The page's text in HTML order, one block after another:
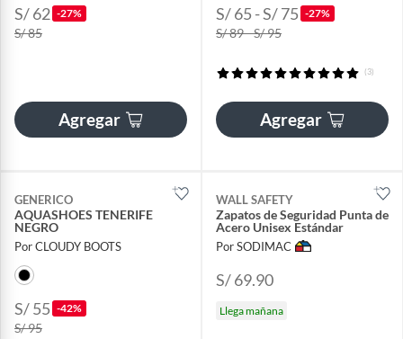
S/ 62 -27%
S/ 85
Agregar
S/ 65 - S/ 75 -27%
S/ 89 - S/ 95
(3)
Agregar
GENERICO
AQUASHOES TENERIFE
NEGRO
Por CLOUDY BOOTS
S/ 55 -42%
S/ 95
WALL SAFETY
Zapatos de Seguridad Punta de
Acero Unisex Estándar
Por SODIMAC
S/ 69.90
Llega mañana